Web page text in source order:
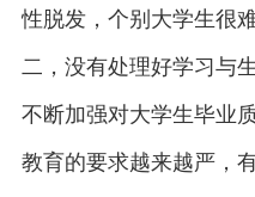
性脱发，个别大学生很
二，没有处理好学习与
不断加强对大学生毕业
教育的要求越来越严，